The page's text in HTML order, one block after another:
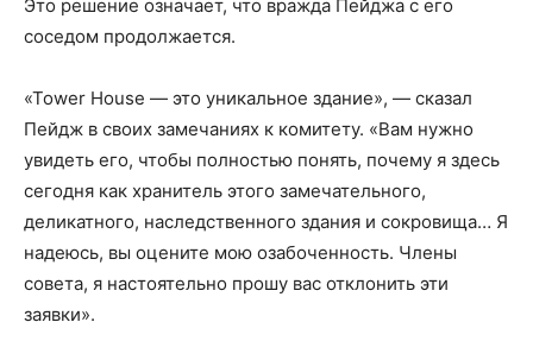
Это решение означает, что вражда Пейджа с его
соседом продолжается.
«Tower House — это уникальное здание», — сказал
Пейдж в своих замечаниях к комитету. «Вам нужно
увидеть его, чтобы полностью понять, почему я здесь
сегодня как хранитель этого замечательного,
деликатного, наследственного здания и сокровища… Я
надеюсь, вы оцените мою озабоченность. Члены
совета, я настоятельно прошу вас отклонить эти
заявки».